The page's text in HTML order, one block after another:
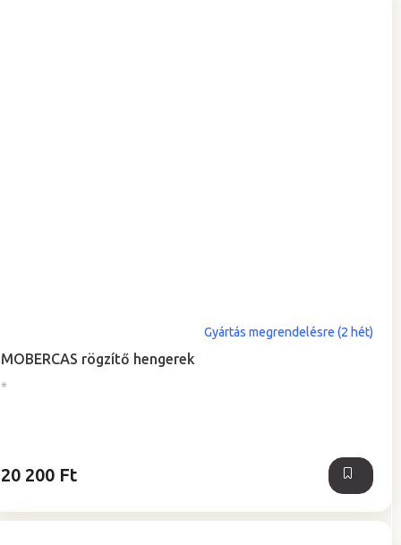
MOBERCAS rögzítő hengerek
*
Gyártás megrendelésre (2 hét)
20 200 Ft